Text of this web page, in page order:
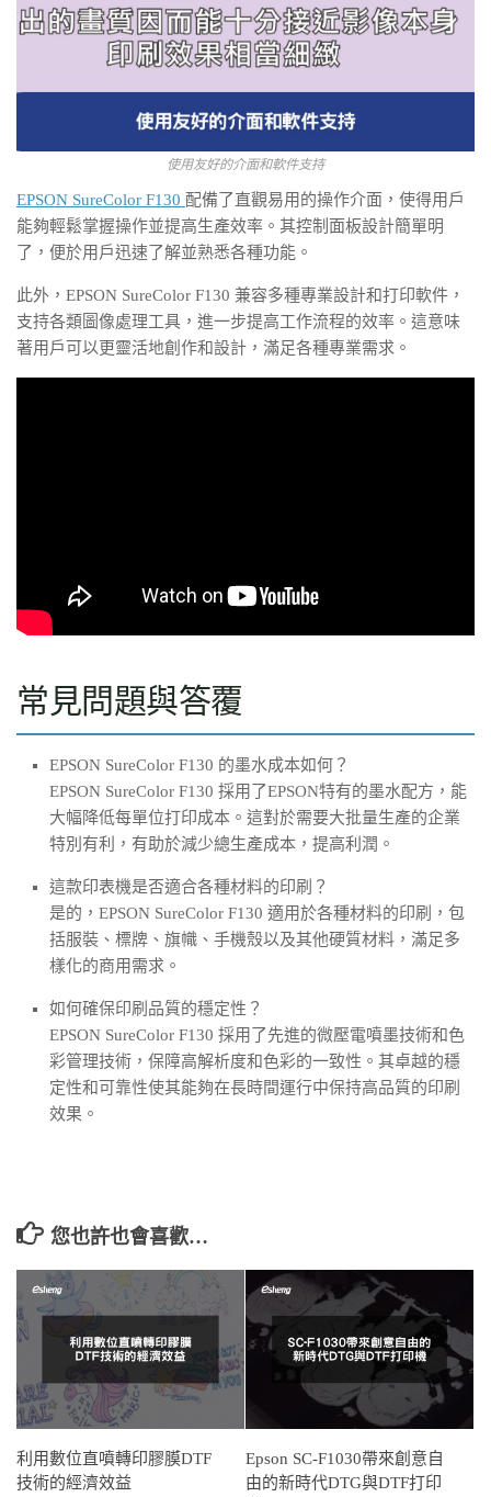
使用友好的介面和軟件支持
EPSON SureColor F130 配備了直觀易用的操作介面，使得用戶
能夠輕鬆掌握操作並提高生產效率。其控制面板設計簡單明
了，便於用戶迅速了解並熟悉各種功能。
此外，EPSON SureColor F130 兼容多種專業設計和打印軟件，
支持各類圖像處理工具，進一步提高工作流程的效率。這意味
著用戶可以更靈活地創作和設計，滿足各種專業需求。
常見問題與答覆
EPSON SureColor F130 的墨水成本如何？
EPSON SureColor F130 採用了EPSON特有的墨水配方，能
大幅降低每單位打印成本。這對於需要大批量生產的企業
特別有利，有助於減少總生產成本，提高利潤。
這款印表機是否適合各種材料的印刷？
是的，EPSON SureColor F130 適用於各種材料的印刷，包
括服裝、標牌、旗幟、手機殼以及其他硬質材料，滿足多
樣化的商用需求。
如何確保印刷品質的穩定性？
EPSON SureColor F130 採用了先進的微壓電噴墨技術和色
彩管理技術，保障高解析度和色彩的一致性。其卓越的穩
定性和可靠性使其能夠在長時間運行中保持高品質的印刷
效果。
您也許也會喜歡…
利用數位直噴轉印膠膜DTF
技術的經濟效益
Epson SC-F1030帶來創意自
由的新時代DTG與DTF打印